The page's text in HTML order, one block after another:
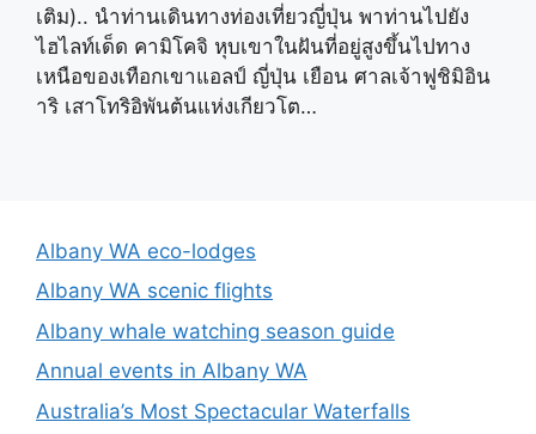
เติม).. นำท่านเดินทางท่องเที่ยวญี่ปุ่น พาท่านไปยัง
ไฮไลท์เด็ด คามิโคจิ หุบเขาในฝันที่อยู่สูงขึ้นไปทาง
เหนือของเทือกเขาแอลป์ ญี่ปุ่น เยือน ศาลเจ้าฟูชิมิอิน
าริ เสาโทริอิพันต้นแห่งเกียวโต…
Albany WA eco-lodges
Albany WA scenic flights
Albany whale watching season guide
Annual events in Albany WA
Australia’s Most Spectacular Waterfalls